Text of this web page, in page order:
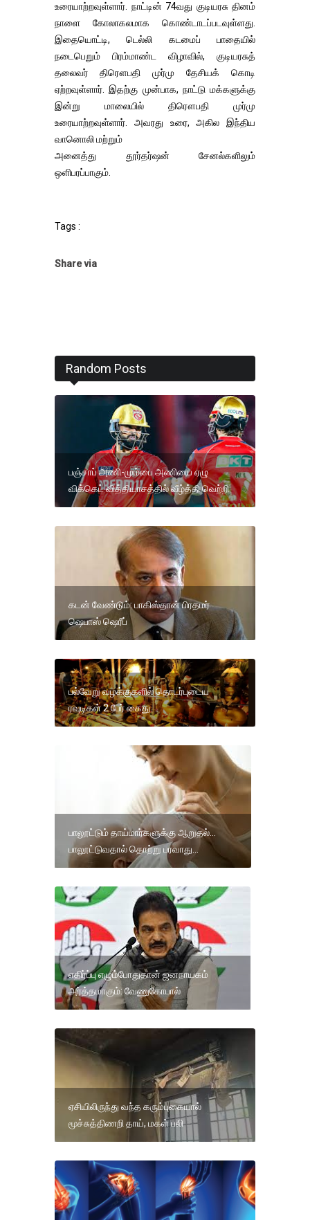
உரையாற்றவுள்ளார். நாட்டின் 74வது குடியரசு தினம்
நாளை கோலாகலமாக கொண்டாடப்படவுள்ளது.
இதையொட்டி, டெல்லி கடமைப் பாதையில்
நடைபெறும் பிரம்மாண்ட விழாவில், குடியரசுத்
தலைவர் திரௌபதி முர்மு தேசியக் கொடி
ஏற்றவுள்ளார். இதற்கு முன்பாக, நாட்டு மக்களுக்கு
இன்று மாலையில் திரௌபதி முர்மு
உரையாற்றவுள்ளார். அவரது உரை, அகில இந்திய
வானொலி மற்றும்
அனைத்து தூர்தர்ஷன் சேனல்களிலும்
ஒளிபரப்பாகும்.
Tags :
Share via
Random Posts
பஞ்சாப் அணி-மும்பை அணியை ஏழு
விக்கெட் வித்தியாசத்தில் வீழ்த்தி வெற்றி
கடன் வேண்டும்: பாகிஸ்தான் பிரதமர்
ஷெபாஸ் ஷெரீப்
பல்வேறு வழக்குகளில் தொடர்புடைய
ரவுடிகள் 2 பேர் கைது.
பாலூட்டும் தாய்மார்களுக்கு ஆறுதல்...
பாலூட்டுவதால் தொற்று பரவாது...
எதிர்ப்பு எழும்போதுதான் ஜனநாயகம்
அர்த்தமாகும்: வேணுகோபால்
ஏசியிலிருந்து வந்த கரும்புகையால்
மூச்சுத்திணறி தாய், மகள் பலி